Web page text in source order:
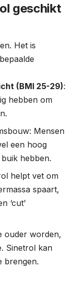
geschikt
Het is
(BMI 25-29):
hebben om
Mensen
een hoog
hebben.
helpt vet om
spaart,
‘cut’
ouder worden,
Sinetrol kan
brengen.